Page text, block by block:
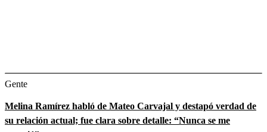
Gente
Melina Ramírez habló de Mateo Carvajal y destapó verdad de
su relación actual; fue clara sobre detalle: “Nunca se me